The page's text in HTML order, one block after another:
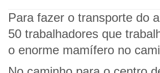
Para fazer o transporte do
50 trabalhadores que
o enorme mamífero no